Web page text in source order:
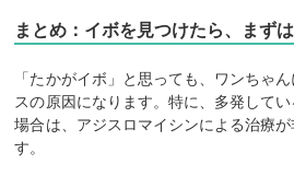
まとめ：イボを見つけたら、まず
「たかがイボ」と思っても、ワンちゃ
スの原因になります。特に、多発して
場合は、アジスロマイシンによる治療
す。